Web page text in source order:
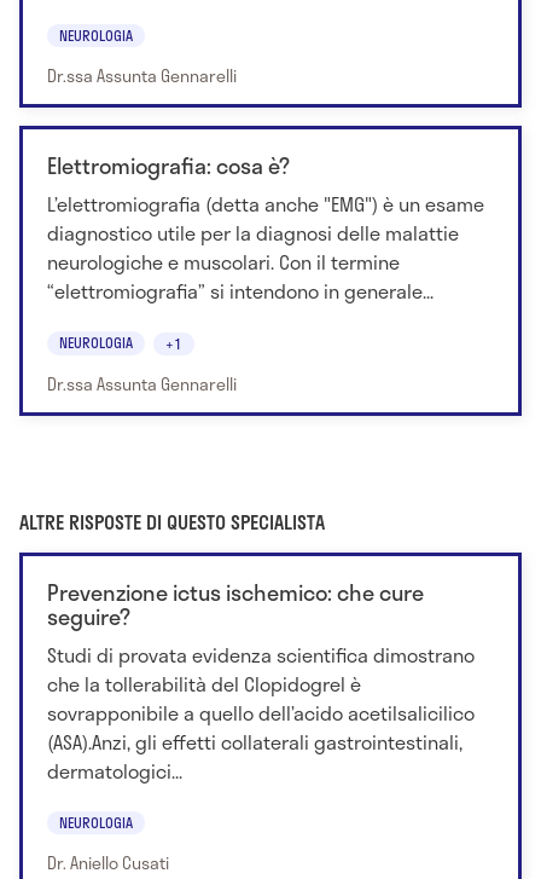
NEUROLOGIA
Dr.ssa Assunta Gennarelli
Elettromiografia: cosa è?
L’elettromiografia (detta anche "EMG") è un esame
diagnostico utile per la diagnosi delle malattie
neurologiche e muscolari. Con il termine
“elettromiografia” si intendono in generale...
NEUROLOGIA +1
Dr.ssa Assunta Gennarelli
ALTRE RISPOSTE DI QUESTO SPECIALISTA
Prevenzione ictus ischemico: che cure
seguire?
Studi di provata evidenza scientifica dimostrano
che la tollerabilità del Clopidogrel è
sovrapponibile a quello dell’acido acetilsalicilico
(ASA).Anzi, gli effetti collaterali gastrointestinali,
dermatologici...
NEUROLOGIA
Dr. Aniello Cusati